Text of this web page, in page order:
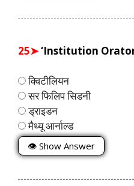
25➤‘Institution
क्विटीलियन
सर फिलिप सिडनी
ड्राइडन
मैथ्यू आर्नाल्ड
👁 Show Answer